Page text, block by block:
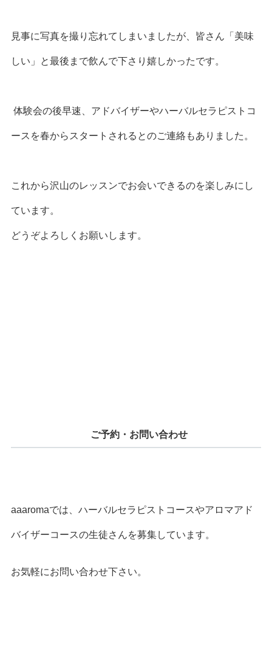
見事に写真を撮り忘れてしまいましたが、皆さん「美味
しい」と最後まで飲んで下さり嬉しかったです。
体験会の後早速、アドバイザーやハーバルセラピストコ
ースを春からスタートされるとのご連絡もありました。
これから沢山のレッスンでお会いできるのを楽しみにし
ています。
どうぞよろしくお願いします。
ご予約・お問い合わせ
aaaromaでは、ハーバルセラピストコースやアロマアド
バイザーコースの生徒さんを募集しています。
お気軽にお問い合わせ下さい。